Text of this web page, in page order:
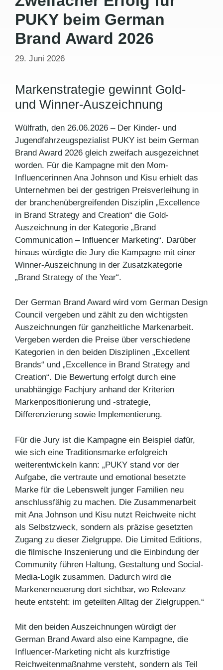
PUKY beim German
Brand Award 2026
29. Juni 2026
Markenstrategie gewinnt Gold-
und Winner-Auszeichnung
Wülfrath, den 26.06.2026 – Der Kinder- und
Jugendfahrzeugspezialist PUKY ist beim German
Brand Award 2026 gleich zweifach ausgezeichnet
worden. Für die Kampagne mit den Mom-
Influencerinnen Ana Johnson und Kisu erhielt das
Unternehmen bei der gestrigen Preisverleihung in
der branchenübergreifenden Disziplin „Excellence
in Brand Strategy and Creation“ die Gold-
Auszeichnung in der Kategorie „Brand
Communication – Influencer Marketing“. Darüber
hinaus würdigte die Jury die Kampagne mit einer
Winner-Auszeichnung in der Zusatzkategorie
„Brand Strategy of the Year“.
Der German Brand Award wird vom German Design
Council vergeben und zählt zu den wichtigsten
Auszeichnungen für ganzheitliche Markenarbeit.
Vergeben werden die Preise über verschiedene
Kategorien in den beiden Disziplinen „Excellent
Brands“ und „Excellence in Brand Strategy and
Creation“. Die Bewertung erfolgt durch eine
unabhängige Fachjury anhand der Kriterien
Markenpositionierung und -strategie,
Differenzierung sowie Implementierung.
Für die Jury ist die Kampagne ein Beispiel dafür,
wie sich eine Traditionsmarke erfolgreich
weiterentwickeln kann: „PUKY stand vor der
Aufgabe, die vertraute und emotional besetzte
Marke für die Lebenswelt junger Familien neu
anschlussfähig zu machen. Die Zusammenarbeit
mit Ana Johnson und Kisu nutzt Reichweite nicht
als Selbstzweck, sondern als präzise gesetzten
Zugang zu dieser Zielgruppe. Die Limited Editions,
die filmische Inszenierung und die Einbindung der
Community führen Haltung, Gestaltung und Social-
Media-Logik zusammen. Dadurch wird die
Markenerneuerung dort sichtbar, wo Relevanz
heute entsteht: im geteilten Alltag der Zielgruppen.“
Mit den beiden Auszeichnungen würdigt der
German Brand Award also eine Kampagne, die
Influencer-Marketing nicht als kurzfristige
Reichweitenmaßnahme versteht, sondern als Teil